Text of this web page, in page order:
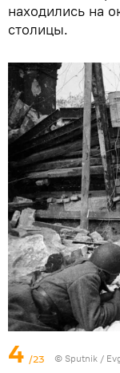
находились на
столицы.
4 /23 © Sputnik /